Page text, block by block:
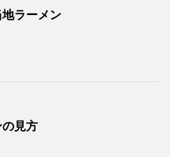
ラーメン
見方